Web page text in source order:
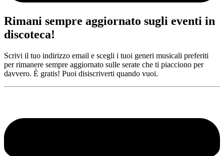
Rimani sempre aggiornato sugli eventi in
discoteca!
Scrivi il tuo indirizzo email e scegli i tuoi generi musicali preferiti
per rimanere sempre aggiornato sulle serate che ti piacciono per
davvero. È gratis! Puoi disiscriverti quando vuoi.